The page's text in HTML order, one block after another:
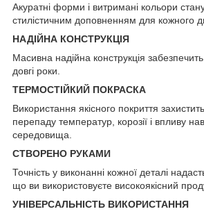
Акуратні форми і витримані кольори
стилістичним доповненням для кожного
НАДІЙНА КОНСТРУКЦІЯ
Масивна надійна конструкція забезпечить
довгі роки.
ТЕРМОСТІЙКИЙ ПОКРАСКА
Використання якісного покриття
перепаду температур, корозії і впливу
середовища.
СТВОРЕНО РУКАМИ
Точність у виконанні кожної деталі
що ви використовуєте високоякісний
УНІВЕРСАЛЬНІСТЬ ВИКОРИСТАННЯ